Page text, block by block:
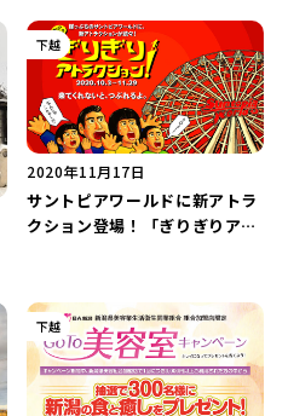
下越
2020年11月17日
サントピアワールドに新アトラ
クション登場！「ぎりぎりアト
下越